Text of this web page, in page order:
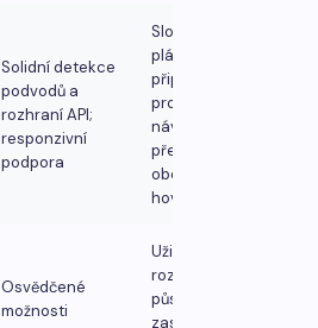
Solidní detekce
podvodů a
rozhraní API;
responzivní
podpora
Složitost
plánu/cen –
připravte si
profil
návštěvnosti
před
obchodními
hovory
Osvědčené
možnosti
Uživatelské
rozhraní místy
působí
zastarale;